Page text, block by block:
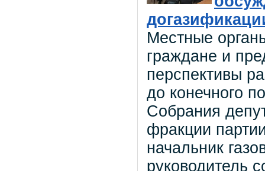
Местные
граждане и
перспективы
до конечного
Собрания
фракции
начальник
руководитель